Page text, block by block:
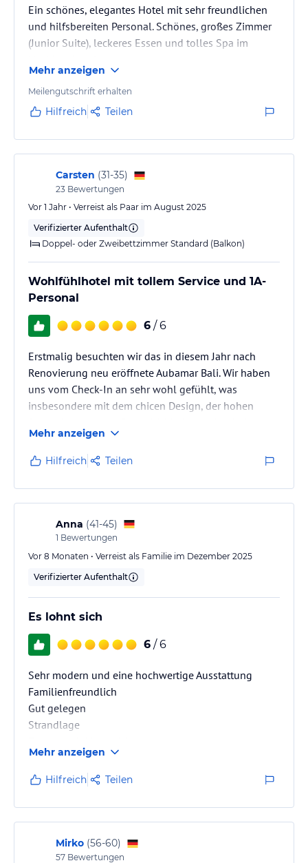
Ein schönes, elegantes Hotel mit sehr freundlichen
und hilfsbereiten Personal. Schönes, großes Zimmer
(Junior Suite), leckeres Essen und tolles Spa im
Mehr anzeigen
Meilengutschrift erhalten
Hilfreich Teilen
Carsten (31-35)
23 Bewertungen
Vor 1 Jahr • Verreist als Paar im August 2025
Verifizierter Aufenthalt
Doppel- oder Zweibettzimmer Standard (Balkon)
Wohlfühlhotel mit tollem Service und 1A-
Personal
6 / 6
Erstmalig besuchten wir das in diesem Jahr nach
Renovierung neu eröffnete Aubamar Bali. Wir haben
uns vom Check-In an sehr wohl gefühlt, was
insbesondere mit dem chicen Design, der hohen
tun hatte. Trotz der prominenten Schinkenstraßen-
Lage war das Hotel keinesfalls ein Zielort für
Hardcore-Ballermann-Touristen, sondern zeigte ein
bunt gemischtes, internationales Publikum.
Mehr anzeigen
Hilfreich Teilen
Anna (41-45)
1 Bewertungen
Vor 8 Monaten • Verreist als Familie im Dezember 2025
Verifizierter Aufenthalt
Es lohnt sich
6 / 6
Sehr modern und eine hochwertige Ausstattung
Familienfreundlich
Gut gelegen
Strandlage
Halbpension
Ausgewogene Speisen
Mehr anzeigen
Hilfreich Teilen
Mirko (56-60)
57 Bewertungen